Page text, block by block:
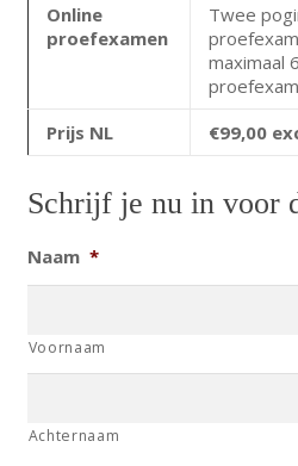
Online
proefexamen
Twee
maximaal
Prijs NL
€99,00
Schrijf je nu in voor
Naam *
Voornaam
Achternaam